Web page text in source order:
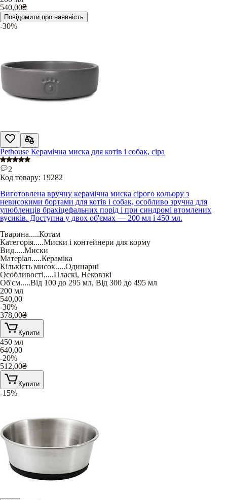
540,00₴
Повідомити про наявність
-30%
Pethouse Керамічна миска для котів і собак, сіра
2
Код товару: 19282
Виготовлена вручну керамічна миска сірого кольору з
невисокими бортами для котів і собак, особливо зручна для
улюбленців брахіцефальних порід і при синдромі втомлених
вусиків. Доступна у двох об'ємах — 200 мл і 450 мл.
Тварина.....Котам
Категорія.....Миски і контейнери для корму
Вид.....Миски
Матеріал.....Кераміка
Кількість мисок.....Одинарні
Особливості.....Пласкі, Нековзкі
Об'єм.....Від 100 до 295 мл, Від 300 до 495 мл
200 мл
540,00
-30%
378,00₴
Купити
450 мл
640,00
-20%
512,00₴
Купити
-15%